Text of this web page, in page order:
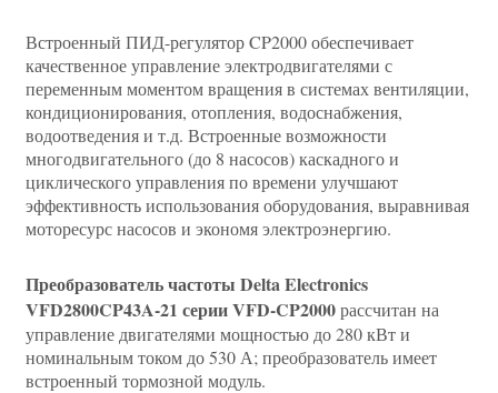
Встроенный ПИД-регулятор CP2000 обеспечивает
качественное управление электродвигателями с
переменным моментом вращения в системах вентиляции,
кондиционирования, отопления, водоснабжения,
водоотведения и т.д. Встроенные возможности
многодвигательного (до 8 насосов) каскадного и
циклического управления по времени улучшают
эффективность использования оборудования, выравнивая
моторесурс насосов и экономя электроэнергию.
Преобразователь частоты Delta Electronics
VFD2800CP43A-21 серии VFD-CP2000рассчитан на
управление двигателями мощностью до 280 кВт и
номинальным током до 530 А; преобразователь имеет
встроенный тормозной модуль.